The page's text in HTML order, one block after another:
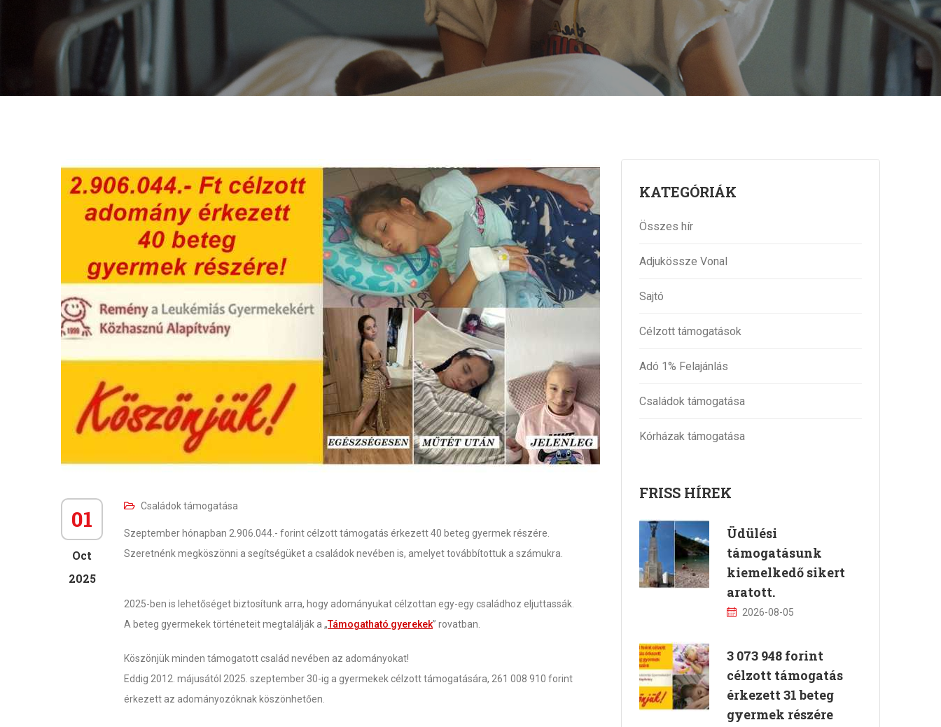
01
Oct
2025
Családok támogatása
Szeptember hónapban 2.906.044.- forint célzott támogatás érkezett 40 beteg gyermek részére.
Szeretnénk megköszönni a segítségüket a családok nevében is, amelyet továbbítottuk a számukra.
2025-ben is lehetőséget biztosítunk arra, hogy adományukat célzottan egy-egy családhoz eljuttassák.
A beteg gyermekek történeteit megtalálják a „Támogatható gyerekek” rovatban.
Köszönjük minden támogatott család nevében az adományokat!
Eddig 2012. májusától 2025. szeptember 30-ig a gyermekek célzott támogatására, 261 008 910 forint
érkezett az adományozóknak köszönhetően.
KATEGÓRIÁK
Összes hír
Adjukössze Vonal
Sajtó
Célzott támogatások
Adó 1% Felajánlás
Családok támogatása
Kórházak támogatása
FRISS HÍREK
Üdülési
támogatásunk
kiemelkedő sikert
aratott.
2026-08-05
3 073 948 forint
célzott támogatás
érkezett 31 beteg
gyermek részére